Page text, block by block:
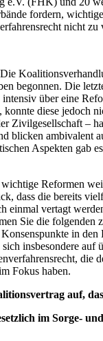
fordern,
nicht zu
begonnen. Die
über eine
diese jedoch
Zivilgesellschaft –
blicken ambivalent
Aspekten gab
wichtige Reformen
dass die bereits
einmal vertagt
Sie die folgenden
in
insbesondere auf
die
Fokus haben.
auf,
im Sorge-